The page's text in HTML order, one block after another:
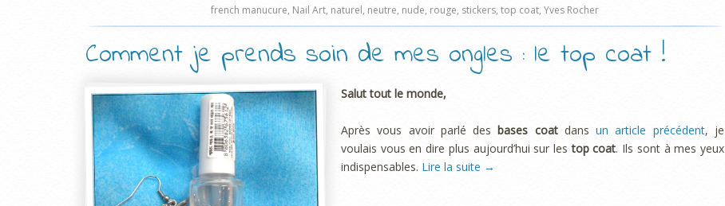
french manucure, Nail Art, naturel, neutre, nude, rouge, stickers, top coat, Yves Rocher
Comment je prends soin de mes ongles : le top coat !
Salut tout le monde,
Après vous avoir parlé desbases coatdansun article précédent, je
voulais vous en dire plus aujourd’hui sur lestop coat. Ils sont à mes yeux
indispensables. Lire la suite →